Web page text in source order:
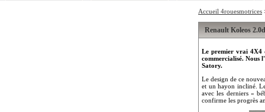
Accueil 4rouesmotrices
Renault Koleos
Le premier vrai 4X4
commercialisé. Nous
Satory.
Le design de ce
et un hayon incliné.
avec les derniers «
confirme les progrès